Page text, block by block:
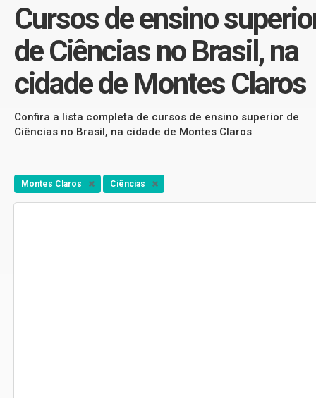
Cursos de ensino
de Ciências no Brasil, na
cidade de Montes Claros
Confira a lista completa de cursos de ensino superior de
Ciências no Brasil, na cidade de Montes Claros
Montes Claros Ciências